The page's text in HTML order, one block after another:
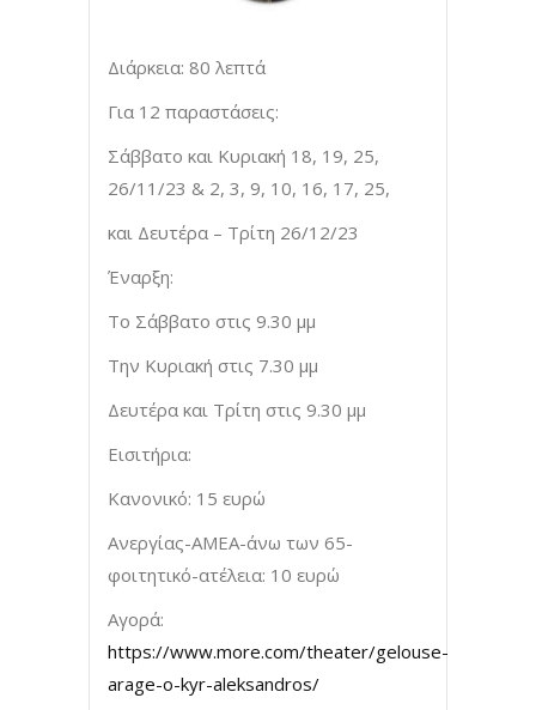
Διάρκεια: 80 λεπτά
Για 12 παραστάσεις:
Σάββατο και Κυριακή 18, 19, 25,
26/11/23 & 2, 3, 9, 10, 16, 17, 25,
και Δευτέρα – Τρίτη 26/12/23
Έναρξη:
Το Σάββατο στις 9.30 μμ
Την Κυριακή στις 7.30 μμ
Δευτέρα και Τρίτη στις 9.30 μμ
Εισιτήρια:
Κανονικό: 15 ευρώ
Ανεργίας-ΑΜΕΑ-άνω των 65-
φοιτητικό-ατέλεια: 10 ευρώ
Αγορά:
https://www.more.com/theater/gelouse-
arage-o-kyr-aleksandros/